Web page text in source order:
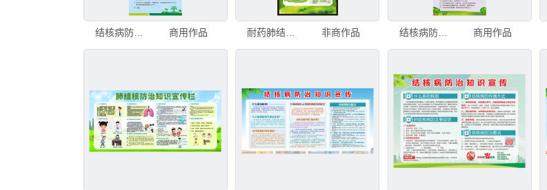
结核病防治知识宣传展架 商用作品 非商作品 结核病防治知识展架 商用作品